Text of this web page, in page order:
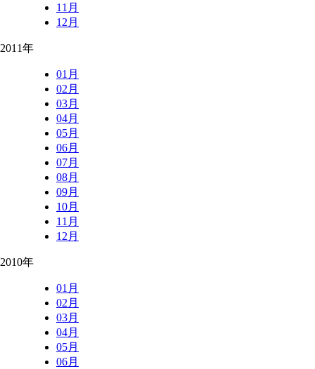
11月
12月
2011年
01月
02月
03月
04月
05月
06月
07月
08月
09月
10月
11月
12月
2010年
01月
02月
03月
04月
05月
06月